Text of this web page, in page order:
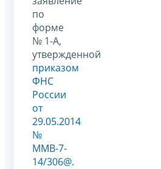
по
форме
№ 1-А,
утвержденной
приказом
ФНС
России
от
29.05.2014
№
ММВ-7-
14/306@.